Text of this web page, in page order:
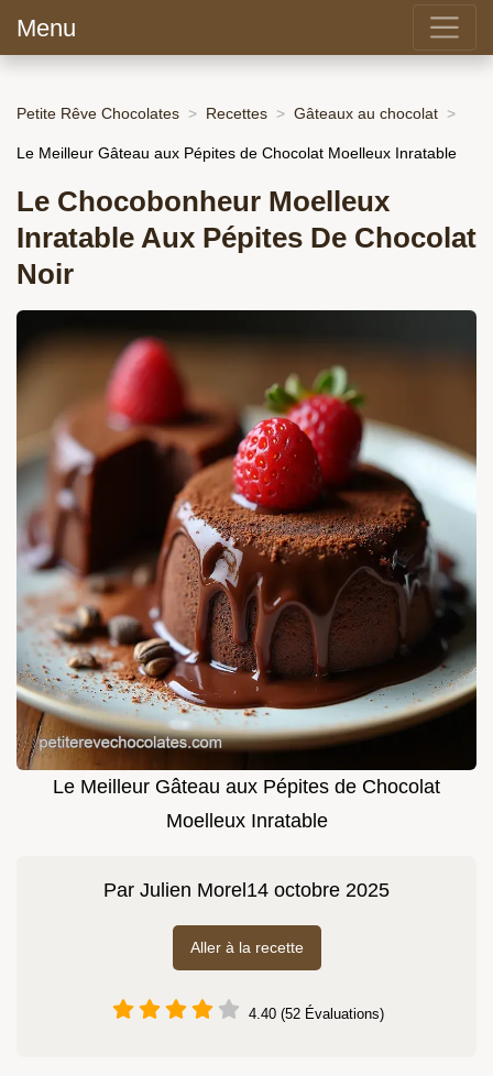
Menu
Petite Rêve Chocolates Recettes Gâteaux au chocolat
Le Meilleur Gâteau aux Pépites de Chocolat Moelleux Inratable
Le Chocobonheur Moelleux
Inratable Aux Pépites De Chocolat
Noir
Le Meilleur Gâteau aux Pépites de Chocolat
Moelleux Inratable
Par Julien Morel 14 octobre 2025
Aller à la recette
4.40 (52 Évaluations)